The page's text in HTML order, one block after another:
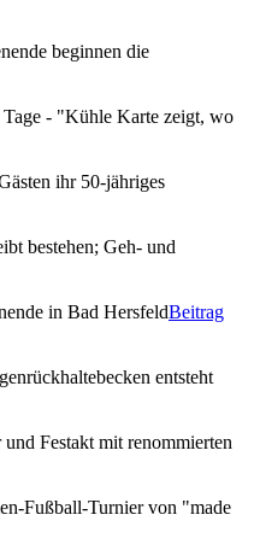
beginnen die
- "Kühle Karte zeigt, wo
ihr 50-jähriges
bestehen; Geh- und
in Bad HersfeldBeitrag
entsteht
Festakt mit renommierten
Fußball-Turnier von "made